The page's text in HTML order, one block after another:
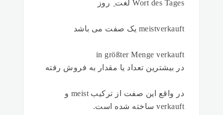
Wort des Tages لغت ِ روز
meistverkauft یک صفت می باشد
in größter Menge verkauft
در بیشترین تعداد یا مقدار به فروش رفته
در واقع این صفت از ترکیب meist و
verkauft ساخته شده است.